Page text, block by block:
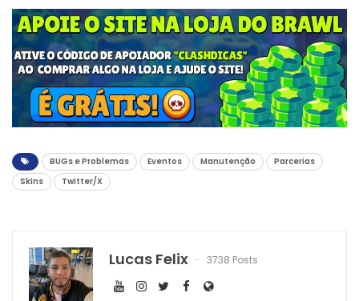
BUGs e Problemas Eventos Manutenção
Parcerias
Skins
Twitter/X
Lucas Felix 3738 Posts